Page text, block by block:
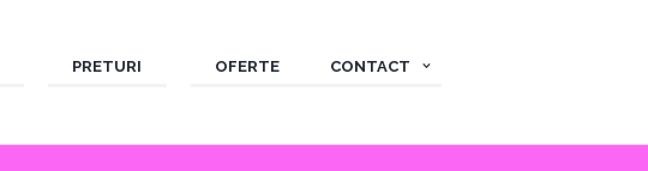
PRETURI OFERTE CONTACT